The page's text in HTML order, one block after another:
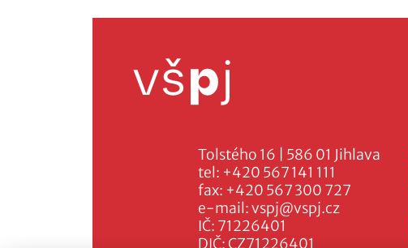
Tolstého 16 | 586 01 Jihlava
tel: +420 567 141 111
fax: +420 567 300 727
e-mail:vspj@vspj.cz
IČ: 71226401
DIČ: CZ71226401